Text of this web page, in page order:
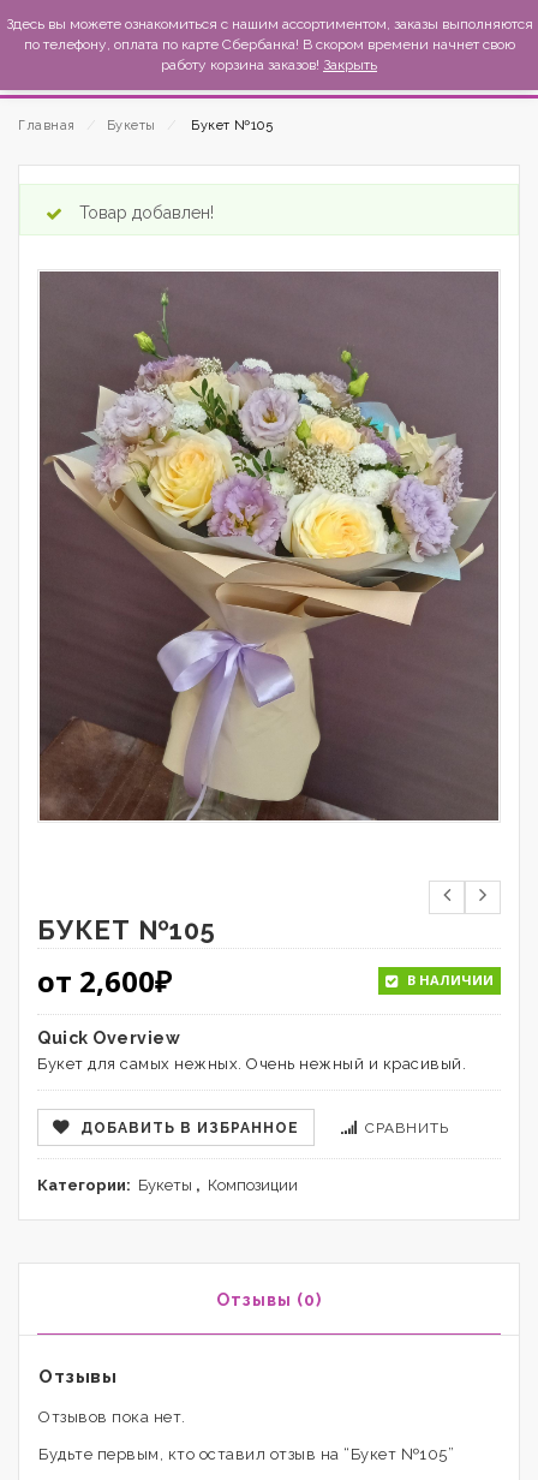
MexиKo
Главная Букеты Букет №105
Товар добавлен!
БУКЕТ №105
от 2,600₽ В НАЛИЧИИ
Quick Overview
Букет для самых нежных. Очень нежный и красивый.
ДОБАВИТЬ В ИЗБРАННОЕ СРАВНИТЬ
Категории: Букеты , Композиции
Отзывы (0)
Отзывы
Отзывов пока нет.
Будьте первым, кто оставил отзыв на “Букет №105”
Здесь вы можете ознакомиться с нашим ассортиментом, заказы выполняются
по телефону, оплата по карте Сбербанка! В скором времени начнет свою
работу корзина заказов! Закрыть